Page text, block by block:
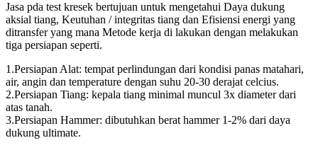
Jasa pda test kresek bertujuan untuk mengetahui Daya dukung
aksial tiang, Keutuhan / integritas tiang dan Efisiensi energi yang
ditransfer yang mana Metode kerja di lakukan dengan melakukan
tiga persiapan seperti.
1.Persiapan Alat: tempat perlindungan dari kondisi panas matahari,
air, angin dan temperature dengan suhu 20-30 derajat celcius.
2.Persiapan Tiang: kepala tiang minimal muncul 3x diameter dari
atas tanah.
3.Persiapan Hammer: dibutuhkan berat hammer 1-2% dari daya
dukung ultimate.